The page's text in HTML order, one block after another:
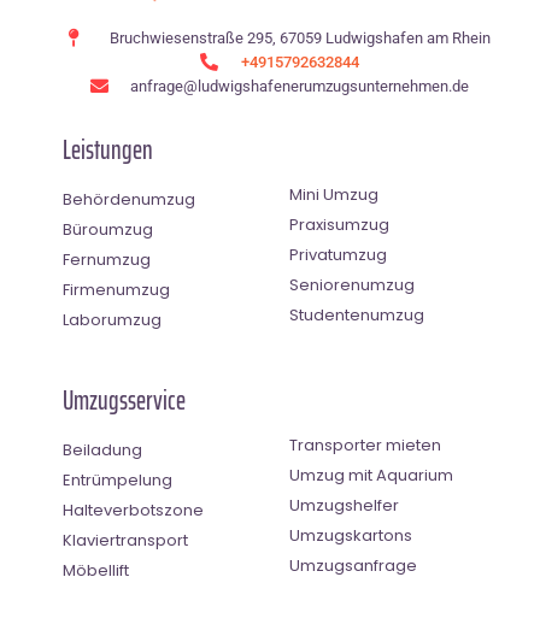
Bruchwiesenstraße 295, 67059 Ludwigshafen am Rhein
+4915792632844
anfrage@ludwigshafenerumzugsunternehmen.de
Leistungen
Behördenumzug
Büroumzug
Fernumzug
Firmenumzug
Laborumzug
Mini Umzug
Praxisumzug
Privatumzug
Seniorenumzug
Studentenumzug
Umzugsservice
Beiladung
Entrümpelung
Halteverbotszone
Klaviertransport
Möbellift
Transporter mieten
Umzug mit Aquarium
Umzugshelfer
Umzugskartons
Umzugsanfrage